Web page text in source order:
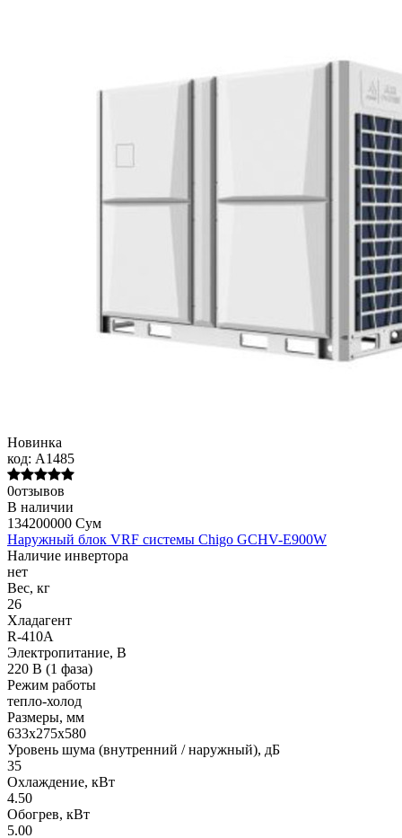
Новинка
код: A1485
0отзывов
В наличии
134200000 Сум
Наружный блок VRF системы Chigo GCHV-E900W
Наличие инвертора
нет
Вес, кг
26
Хладагент
R-410A
Электропитание, В
220 В (1 фаза)
Режим работы
тепло-холод
Размеры, мм
633х275х580
Уровень шума (внутренний / наружный), дБ
35
Охлаждение, кВт
4.50
Обогрев, кВт
5.00